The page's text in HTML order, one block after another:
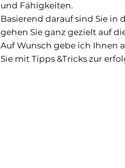
und Fähigkeiten.
Basierend darauf sind Sie in
gehen Sie ganz gezielt auf
Auf Wunsch gebe ich Ihnen
Sie mit Tipps &Tricks zur